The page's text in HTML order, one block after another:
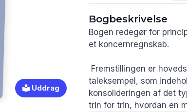
Uddrag
Bogbeskrivelse
Bogen redegør for
et koncernregnskab.
Fremstillingen er
taleksempel, som
konsolideringen af det
trin for trin, hvordan en